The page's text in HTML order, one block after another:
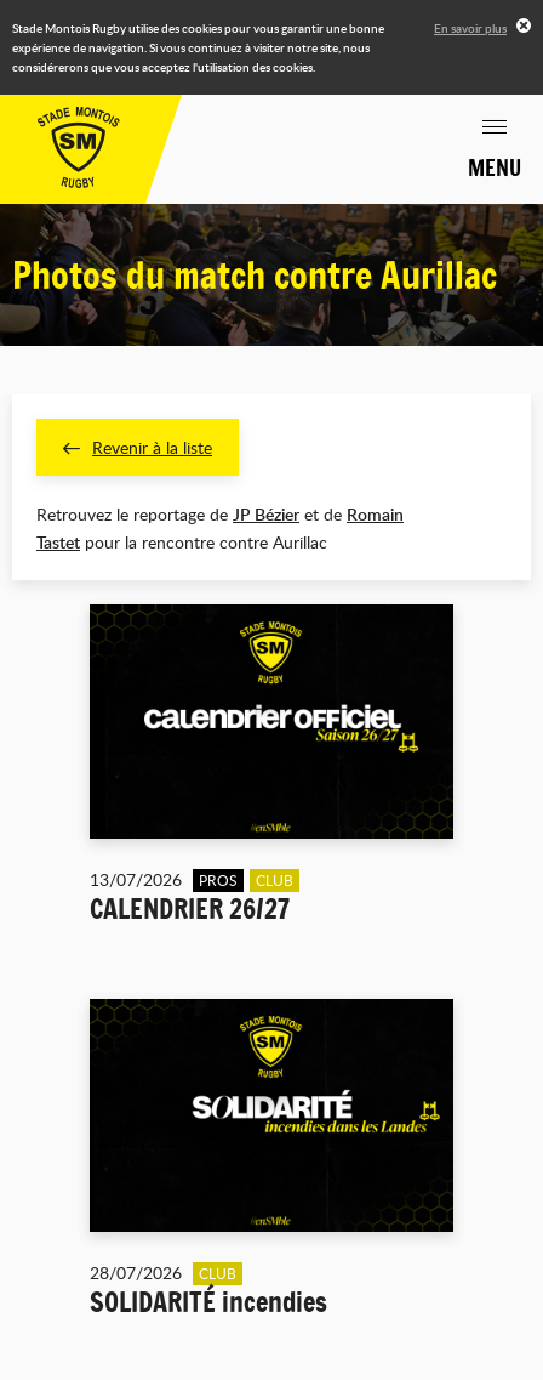
Stade Montois Rugby utilise des cookies pour vous garantir une bonne
expérience de navigation. Si vous continuez à visiter notre site, nous
considérerons que vous acceptez l'utilisation des cookies.
En savoir plus
MENU
Photos du match contre Aurillac
Revenir à la liste
Retrouvez le reportage de JP Bézier et de Romain
Tastet pour la rencontre contre Aurillac
13/07/2026 PROS CLUB
CALENDRIER 26/27
28/07/2026 CLUB
SOLIDARITÉ incendies